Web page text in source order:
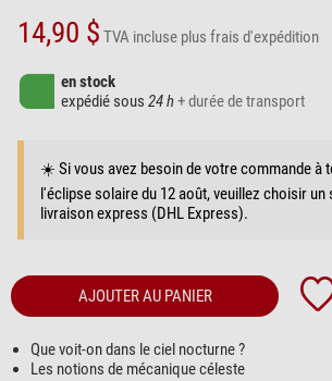
14,90 $ TVA incluse plus frais d'expédition
en stock
expédié sous 24 h+ durée de transport
☀️ Si vous avez besoin de votre commande à
l'éclipse solaire du 12 août, veuillez choisir un
livraison express (DHL Express).
AJOUTER AU PANIER
Que voit-on dans le ciel nocturne ?
Les notions de mécanique céleste